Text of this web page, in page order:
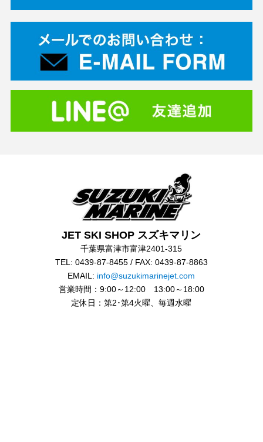
JET SKI SHOP スズキマリン
千葉県富津市富津2401-315
TEL: 0439-87-8455 / FAX: 0439-87-8863
EMAIL: info@suzukimarinejet.com
営業時間：9:00～12:00 13:00～18:00
定休日：第2･第4火曜、毎週水曜